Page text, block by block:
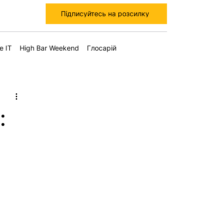
Підписуйтесь на розсилку
IT High Bar Weekend Глосарій